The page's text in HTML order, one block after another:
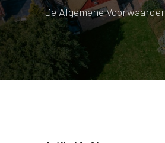
De Algemene